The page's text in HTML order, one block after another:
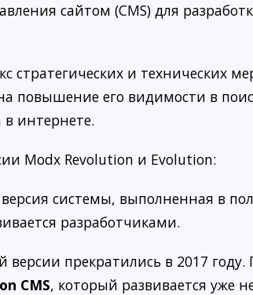
сайтом (CMS) для
и технических
повышение его видимости в
интернете.
Modx Revolution и Evolution:
системы, выполненная в
разработчиками.
прекратились в 2017 году.
CMS, который развивается уже